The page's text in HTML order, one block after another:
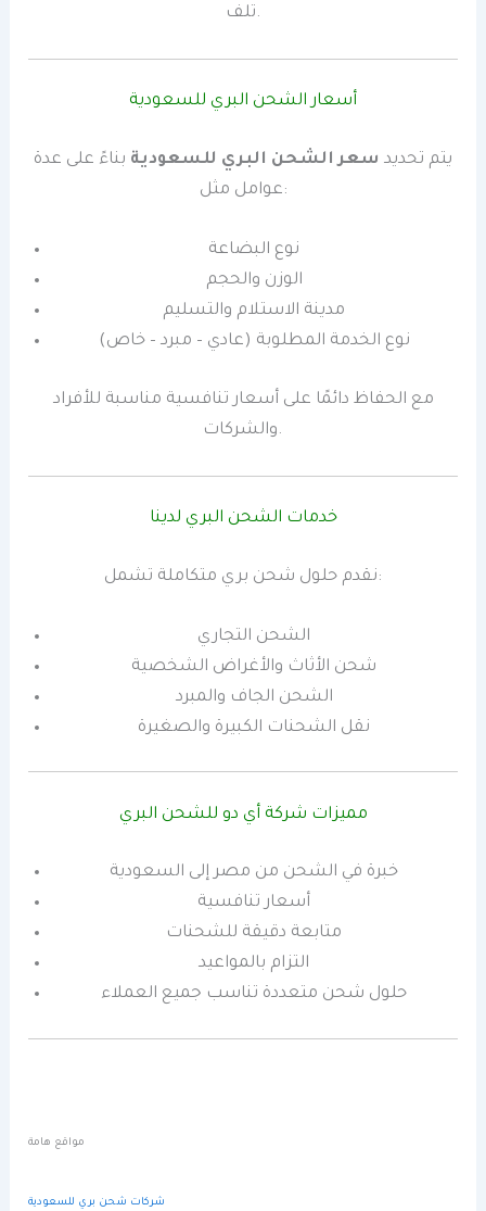
تلف.
أسعار الشحن البري للسعودية
يتم تحديد سعر الشحن البري للسعودية بناءً على عدة
عوامل مثل:
نوع البضاعة
الوزن والحجم
مدينة الاستلام والتسليم
نوع الخدمة المطلوبة (عادي – مبرد – خاص)
مع الحفاظ دائمًا على أسعار تنافسية مناسبة للأفراد
والشركات.
خدمات الشحن البري لدينا
نقدم حلول شحن بري متكاملة تشمل:
الشحن التجاري
شحن الأثاث والأغراض الشخصية
الشحن الجاف والمبرد
نقل الشحنات الكبيرة والصغيرة
مميزات شركة أي دو للشحن البري
خبرة في الشحن من مصر إلى السعودية
أسعار تنافسية
متابعة دقيقة للشحنات
التزام بالمواعيد
حلول شحن متعددة تناسب جميع العملاء
مواقع هامة
شركات شحن بري للسعودية